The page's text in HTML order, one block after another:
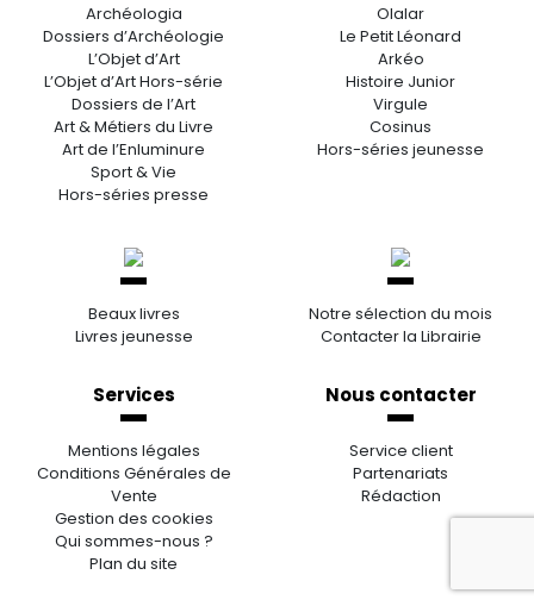
Archéologia
Dossiers d’Archéologie
L’Objet d’Art
L’Objet d’Art Hors-série
Dossiers de l’Art
Art & Métiers du Livre
Art de l’Enluminure
Sport & Vie
Hors-séries presse
Olalar
Le Petit Léonard
Arkéo
Histoire Junior
Virgule
Cosinus
Hors-séries jeunesse
Beaux livres
Livres jeunesse
Notre sélection du mois
Contacter la Librairie
Services
Mentions légales
Conditions Générales de
Vente
Gestion des cookies
Qui sommes-nous ?
Plan du site
Nous contacter
Service client
Partenariats
Rédaction